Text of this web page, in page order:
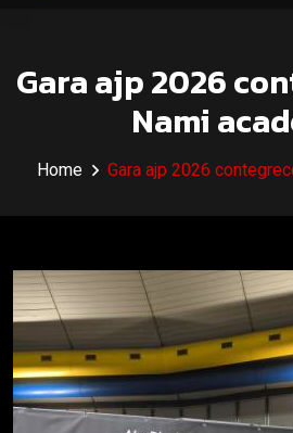
Gara ajp 2026
Nami
Home Gara ajp 2026